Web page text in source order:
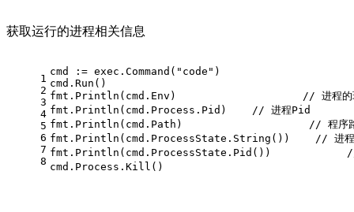
获取运行的进程相关信息
1
2
3
4
5
6
7
8
cmd := exec.Command("code")
cmd.Run()
fmt.Println(cmd.Env)                    // 进程的环
fmt.Println(cmd.Process.Pid)    // 进程Pid
fmt.Println(cmd.Path)                    // 程序
fmt.Println(cmd.ProcessState.String())    // 进程
fmt.Println(cmd.ProcessState.Pid())            //
cmd.Process.Kill()